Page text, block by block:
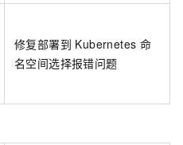
修复部署到 Kubernetes 命
名空间选择报错问题